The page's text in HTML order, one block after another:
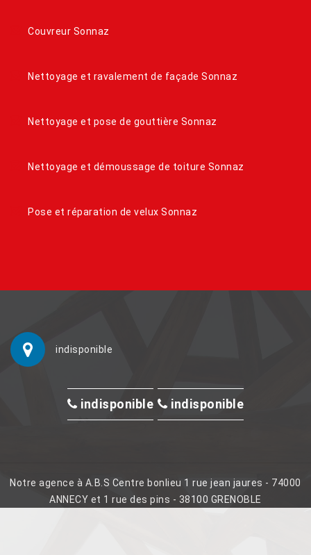
Couvreur Sonnaz
Nettoyage et ravalement de façade Sonnaz
Nettoyage et pose de gouttière Sonnaz
Nettoyage et démoussage de toiture Sonnaz
Pose et réparation de velux Sonnaz
indisponible
indisponible indisponible
Notre agence à A.B.S Centre bonlieu 1 rue jean jaures - 74000
ANNECY et 1 rue des pins - 38100 GRENOBLE